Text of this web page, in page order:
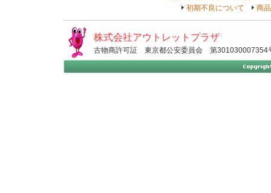
初期不良について
商
株式会社アウトレットプラザ
古物商許可証 東京都公安委員会 第301030007354